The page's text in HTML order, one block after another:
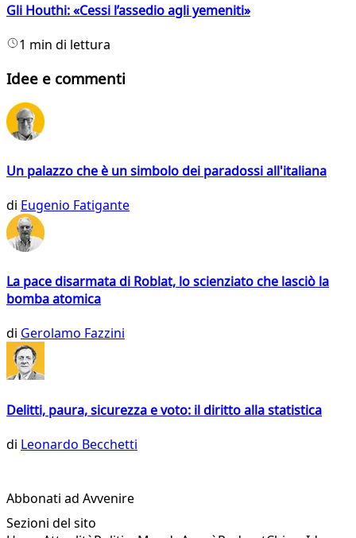
Gli Houthi: «Cessi l’assedio agli yemeniti»
1 min di lettura
Idee e commenti
Un palazzo che è un simbolo dei paradossi all'italiana
di Eugenio Fatigante
La pace disarmata di Roblat, lo scienziato che lasciò la
bomba atomica
di Gerolamo Fazzini
Delitti, paura, sicurezza e voto: il diritto alla statistica
di Leonardo Becchetti
Abbonati ad Avvenire
Sezioni del sito